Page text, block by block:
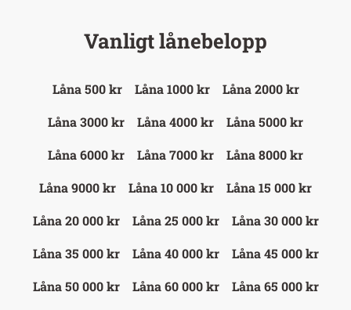
Vanligt lånebelopp
Låna 500 kr Låna 1000 kr
Låna 2000 kr
Låna 3000 kr
Låna 4000 kr
Låna 5000 kr
Låna 6000 kr
Låna 7000 kr
Låna 8000 kr
Låna 9000 kr
Låna 10 000 kr
Låna 15 000 kr
Låna 20 000 kr
Låna 25 000 kr
Låna 30 000 kr
Låna 35 000 kr
Låna 40 000 kr
Låna 45 000 kr
Låna 50 000 kr
Låna 60 000 kr
Låna 65 000 kr